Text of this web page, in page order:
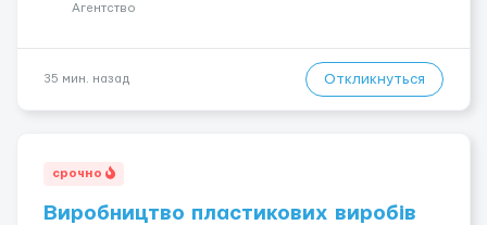
Агентство
35 мин. назад Откликнуться
срочно
Виробництво пластикових виробів